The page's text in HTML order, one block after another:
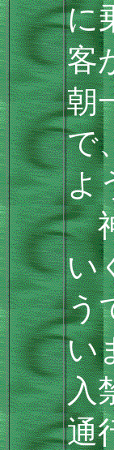
に
客
朝
で
よ
神
い
う
い
入
通